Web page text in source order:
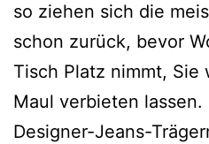
so ziehen sich die
schon zurück, bevor
Tisch Platz nimmt,
Maul verbieten
Designer-Jeans-